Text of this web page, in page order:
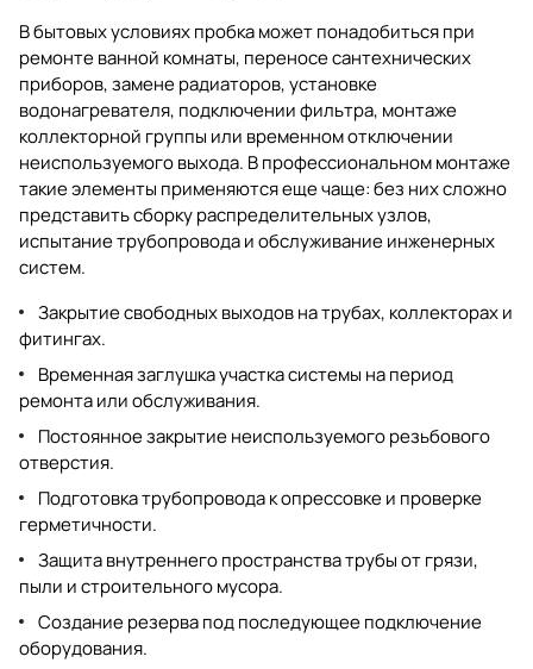
В бытовых условиях пробка может понадобиться при
ремонте ванной комнаты, переносе сантехнических
приборов, замене радиаторов, установке
водонагревателя, подключении фильтра, монтаже
коллекторной группы или временном отключении
неиспользуемого выхода. В профессиональном монтаже
такие элементы применяются еще чаще: без них сложно
представить сборку распределительных узлов,
испытание трубопровода и обслуживание инженерных
систем.
Закрытие свободных выходов на трубах, коллекторах и
фитингах.
Временная заглушка участка системы на период
ремонта или обслуживания.
Постоянное закрытие неиспользуемого резьбового
отверстия.
Подготовка трубопровода к опрессовке и проверке
герметичности.
Защита внутреннего пространства трубы от грязи,
пыли и строительного мусора.
Создание резерва под последующее подключение
оборудования.